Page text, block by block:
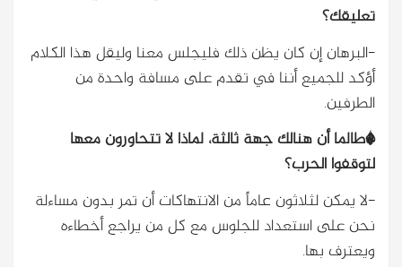
تعليقك؟
-البرهان إن كان يظن ذلك فليجلس معنا وليقل هذا الكلام
أؤكد للجميع أننا في تقدم على مسافة واحدة من
الطرفين.
*طالما أن هنالك جهة ثالثة، لماذا لا تتحاورون معها
لتوقفوا الحرب؟
-لا يمكن لثلاثون عاماً من الانتهاكات أن تمر بدون مساءلة
نحن على استعداد للجلوس مع كل من يراجع أخطاءه
ويعترف بها.